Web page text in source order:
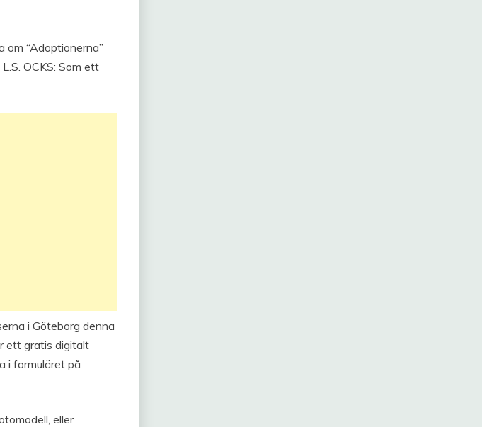
om “Adoptionerna”
OCKS: Som ett
i Göteborg denna
ett gratis digitalt
i formuläret på
eller